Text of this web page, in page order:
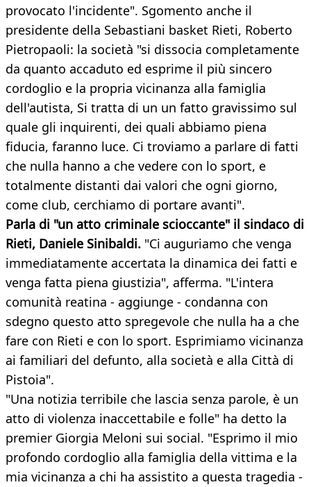
provocato l'incidente". Sgomento anche il
presidente della Sebastiani basket Rieti, Roberto
Pietropaoli: la società "si dissocia completamente
da quanto accaduto ed esprime il più sincero
cordoglio e la propria vicinanza alla famiglia
dell'autista, Si tratta di un un fatto gravissimo sul
quale gli inquirenti, dei quali abbiamo piena
fiducia, faranno luce. Ci troviamo a parlare di fatti
che nulla hanno a che vedere con lo sport, e
totalmente distanti dai valori che ogni giorno,
come club, cerchiamo di portare avanti".
Parla di "un atto criminale scioccante" il sindaco di
Rieti, Daniele Sinibaldi. "Ci auguriamo che venga
immediatamente accertata la dinamica dei fatti e
venga fatta piena giustizia", afferma. "L'intera
comunità reatina - aggiunge - condanna con
sdegno questo atto spregevole che nulla ha a che
fare con Rieti e con lo sport. Esprimiamo vicinanza
ai familiari del defunto, alla società e alla Città di
Pistoia".
"Una notizia terribile che lascia senza parole, è un
atto di violenza inaccettabile e folle" ha detto la
premier Giorgia Meloni sui social. "Esprimo il mio
profondo cordoglio alla famiglia della vittima e la
mia vicinanza a chi ha assistito a questa tragedia -